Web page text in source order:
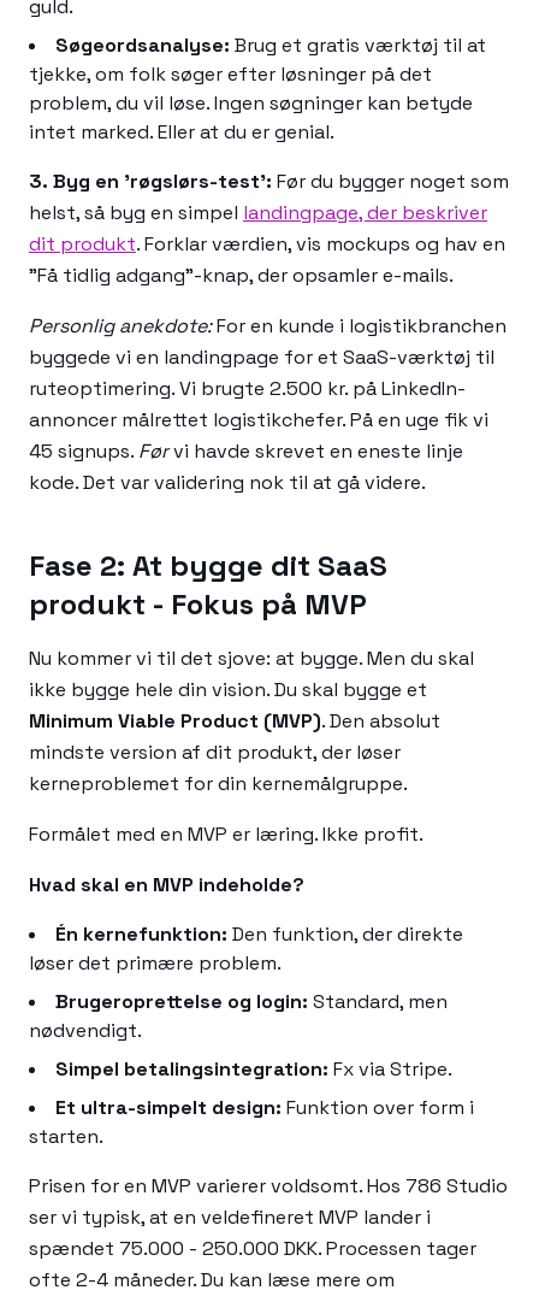
guld.
Søgeordsanalyse: Brug et gratis værktøj til at
tjekke, om folk søger efter løsninger på det
problem, du vil løse. Ingen søgninger kan betyde
intet marked. Eller at du er genial.
3. Byg en 'røgslørs-test': Før du bygger noget som
helst, så byg en simpel landingpage, der beskriver
dit produkt. Forklar værdien, vis mockups og hav en
"Få tidlig adgang"-knap, der opsamler e-mails.
Personlig anekdote:For en kunde i logistikbranchen
byggede vi en landingpage for et SaaS-værktøj til
ruteoptimering. Vi brugte 2.500 kr. på LinkedIn-
annoncer målrettet logistikchefer. På en uge fik vi
45 signups. Førvi havde skrevet en eneste linje
kode. Det var validering nok til at gå videre.
Fase 2: At bygge dit SaaS
produkt - Fokus på MVP
Nu kommer vi til det sjove: at bygge. Men du skal
ikke bygge hele din vision. Du skal bygge et
Minimum Viable Product (MVP). Den absolut
mindste version af dit produkt, der løser
kerneproblemet for din kernemålgruppe.
Formålet med en MVP er læring. Ikke profit.
Hvad skal en MVP indeholde?
Én kernefunktion: Den funktion, der direkte
løser det primære problem.
Brugeroprettelse og login: Standard, men
nødvendigt.
Simpel betalingsintegration: Fx via Stripe.
Et ultra-simpelt design: Funktion over form i
starten.
Prisen for en MVP varierer voldsomt. Hos 786 Studio
ser vi typisk, at en veldefineret MVP lander i
spændet 75.000 - 250.000 DKK. Processen tager
ofte 2-4 måneder. Du kan læse mere om